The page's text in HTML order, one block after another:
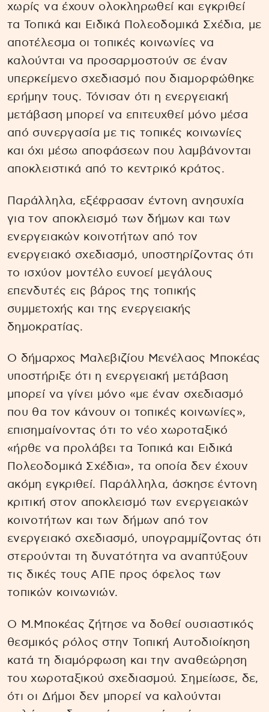
χωρίς να έχουν ολοκληρωθεί και εγκριθεί
τα Τοπικά και Ειδικά Πολεοδομικά Σχέδια, με
αποτέλεσμα οι τοπικές κοινωνίες να
καλούνται να προσαρμοστούν σε έναν
υπερκείμενο σχεδιασμό που διαμορφώθηκε
ερήμην τους. Τόνισαν ότι η ενεργειακή
μετάβαση μπορεί να επιτευχθεί μόνο μέσα
από συνεργασία με τις τοπικές κοινωνίες
και όχι μέσω αποφάσεων που λαμβάνονται
αποκλειστικά από το κεντρικό κράτος.
Παράλληλα, εξέφρασαν έντονη ανησυχία
για τον αποκλεισμό των δήμων και των
ενεργειακών κοινοτήτων από τον
ενεργειακό σχεδιασμό, υποστηρίζοντας ότι
το ισχύον μοντέλο ευνοεί μεγάλους
επενδυτές εις βάρος της τοπικής
συμμετοχής και της ενεργειακής
δημοκρατίας.
Ο δήμαρχος Μαλεβιζίου Μενέλαος Μποκέας
υποστήριξε ότι η ενεργειακή μετάβαση
μπορεί να γίνει μόνο «με έναν σχεδιασμό
που θα τον κάνουν οι τοπικές κοινωνίες»,
επισημαίνοντας ότι το νέο χωροταξικό
«ήρθε να προλάβει τα Τοπικά και Ειδικά
Πολεοδομικά Σχέδια», τα οποία δεν έχουν
ακόμη εγκριθεί. Παράλληλα, άσκησε έντονη
κριτική στον αποκλεισμό των ενεργειακών
κοινοτήτων και των δήμων από τον
ενεργειακό σχεδιασμό, υπογραμμίζοντας ότι
στερούνται τη δυνατότητα να αναπτύξουν
τις δικές τους ΑΠΕ προς όφελος των
τοπικών κοινωνιών.
Ο Μ.Μποκέας ζήτησε να δοθεί ουσιαστικός
θεσμικός ρόλος στην Τοπική Αυτοδιοίκηση
κατά τη διαμόρφωση και την αναθεώρηση
του χωροταξικού σχεδιασμού. Σημείωσε, δε,
ότι οι Δήμοι δεν μπορεί να καλούνται